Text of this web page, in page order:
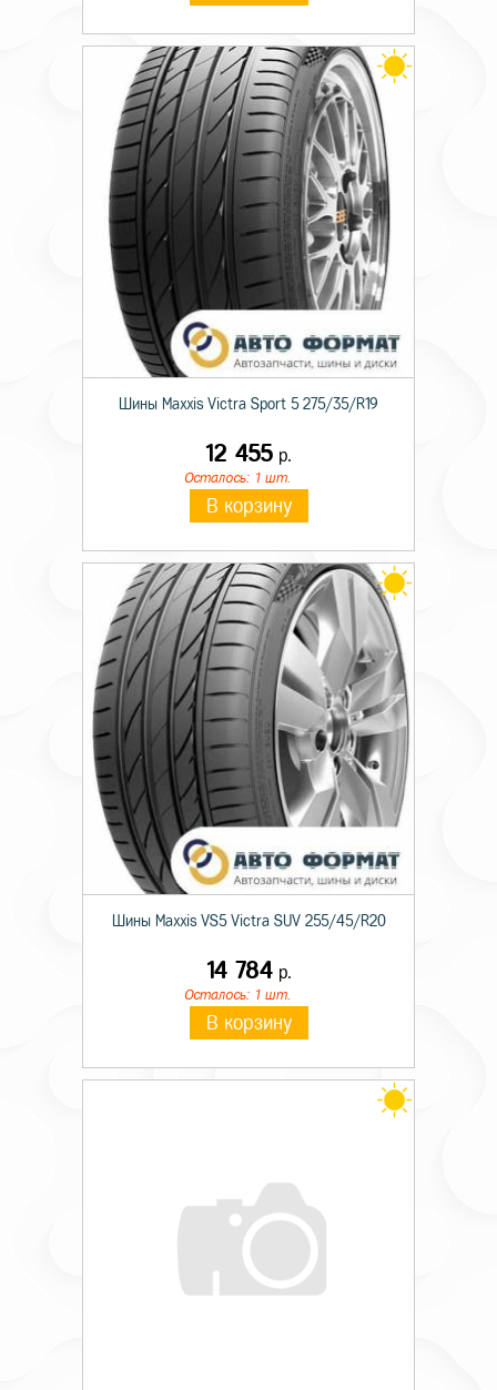
Шины Maxxis Victra Sport 5 275/35/R19
12 455 р.
Осталось: 1 шт.
В корзину
Шины Maxxis VS5 Victra SUV 255/45/R20
14 784р.
Осталось: 1 шт.
В корзину